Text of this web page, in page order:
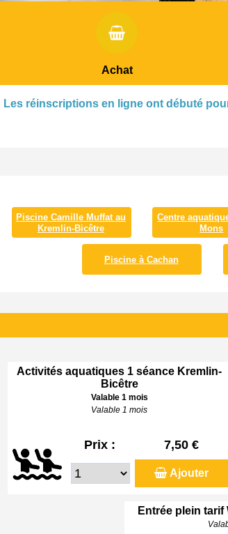
Achat
Les réinscriptions en ligne ont débuté
Piscine Camille Muffat au
Kremlin-Bicêtre
Centre
Mons
Piscine à Cachan
Activités aquatiques 1 séance Kremlin-
Bicêtre
Valable 1 mois
Valable 1 mois
Prix : 7,50 €
Ajouter
Entrée plein